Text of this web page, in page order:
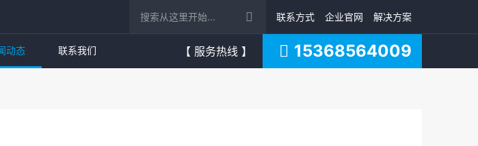
联系方式 企业官网 解决方案
动态 联系我们 【 服务热线 】 15368564009